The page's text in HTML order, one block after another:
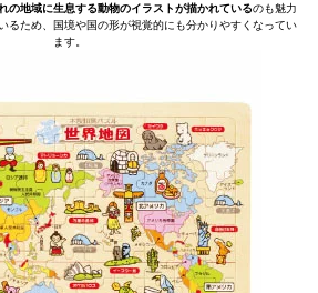
の地域に生息する動物のイラストが描かれているのも魅力
るため、国境や国の形が視覚的にも分かりやすくなってい
ます。